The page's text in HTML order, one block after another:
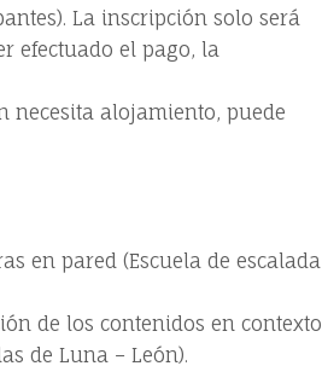
La inscripción solo será
efectuado el pago, la
necesita alojamiento, puede
en pared (Escuela de escalada
de los contenidos en contexto
de Luna – León).